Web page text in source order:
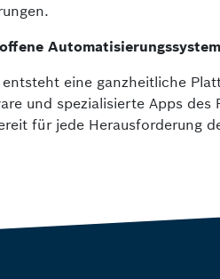
entsteht eine ganzheitliche
und spezialisierte Apps des
für jede Herausforderung